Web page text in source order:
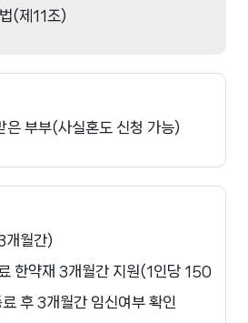
(제11조)
부부(사실혼도 신청 가능)
개월간)
한약재 3개월간 지원(1인당 150
후 3개월간 임신여부 확인